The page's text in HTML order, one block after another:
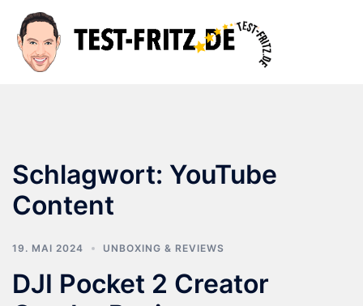
Inhalt
springen
Schlagwort: YouTube
Content
19. MAI 2024 UNBOXING & REVIEWS
DJI Pocket 2 Creator